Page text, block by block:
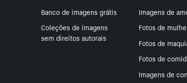
Banco de imagens grátis
Coleções de imagens
sem direitos autorais
Imagens de
Fotos de
Fotos de
Fotos de
Imagens de